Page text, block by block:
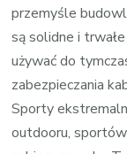
przemyśle
są solidne i
używać do
zabezpieczania
Sporty
outdooru,